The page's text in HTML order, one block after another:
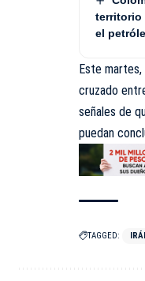
territorio
el
Este
cruzado
señales de
puedan
TAGGED: